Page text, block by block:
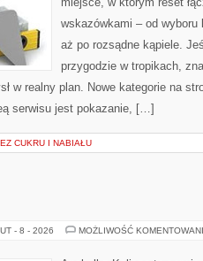
wskazówkami – od wyboru
aż po rozsądne kąpiele.
przygodzie w tropikach,
w realny plan. Nowe kategorie na
serwisu jest pokazanie, […]
CUKRU I NABIAŁU
- 8 - 2026 MOŻLIWOŚĆ